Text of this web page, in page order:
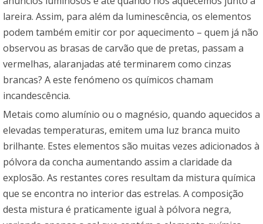
lareira. Assim, para além da luminescência, os elementos
podem também emitir cor por aquecimento – quem já não
observou as brasas de carvão que de pretas, passam a
vermelhas, alaranjadas até terminarem como cinzas
brancas? A este fenómeno os químicos chamam
incandescência.
Metais como alumínio ou o magnésio, quando aquecidos a
elevadas temperaturas, emitem uma luz branca muito
brilhante. Estes elementos são muitas vezes adicionados à
pólvora da concha aumentando assim a claridade da
explosão. As restantes cores resultam da mistura química
que se encontra no interior das estrelas. A composição
desta mistura é praticamente igual à pólvora negra,